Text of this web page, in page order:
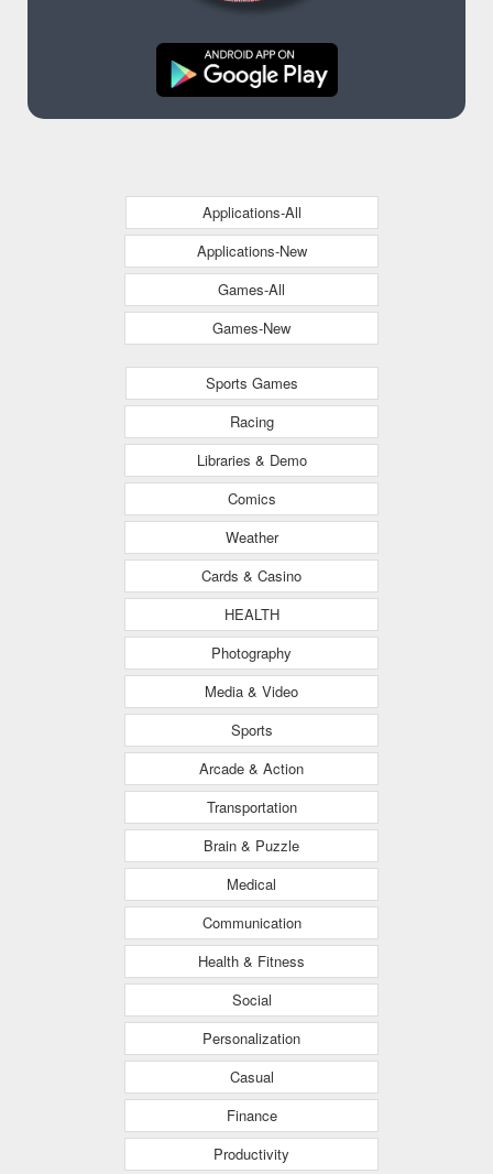
Applications-All
Applications-New
Games-All
Games-New
Sports Games
Racing
Libraries & Demo
Comics
Weather
Cards & Casino
HEALTH
Photography
Media & Video
Sports
Arcade & Action
Transportation
Brain & Puzzle
Medical
Communication
Health & Fitness
Social
Personalization
Casual
Finance
Productivity